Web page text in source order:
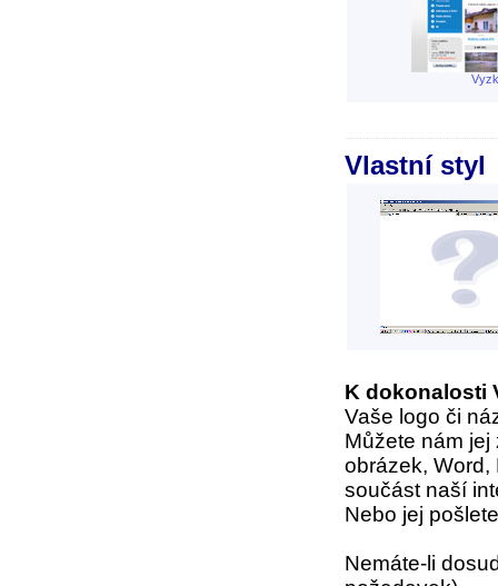
Vlastní styl
K dokonalosti
Vaše logo či
Můžete nám
obrázek, Word,
součást naší
Nebo jej
Nemáte-li